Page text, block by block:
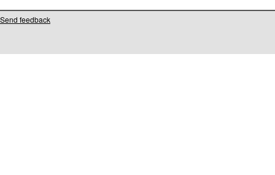
Send feedback